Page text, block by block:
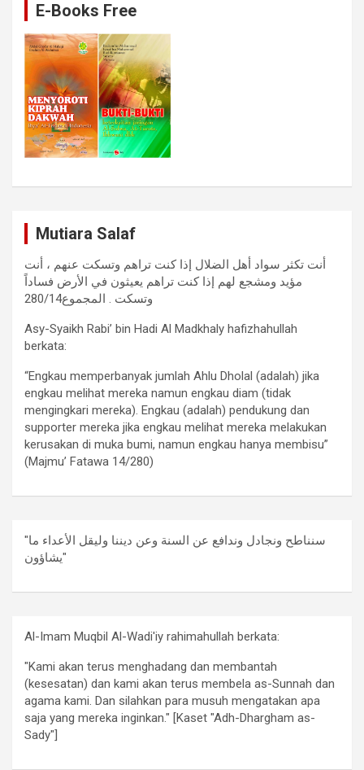
E-Books Free
Mutiara Salaf
أنت تكثر سواد أهل الضلال إذا كنت تراهم وتسكت عنهم ، أنت
مؤيد ومشجع لهم إذا كنت تراهم يعيثون في الأرض فساداً
وتسكت . المجموع280/14
Asy-Syaikh Rabi’ bin Hadi Al Madkhaly hafizhahullah
berkata:
“Engkau memperbanyak jumlah Ahlu Dholal (adalah) jika
engkau melihat mereka namun engkau diam (tidak
mengingkari mereka). Engkau (adalah) pendukung dan
supporter mereka jika engkau melihat mereka melakukan
kerusakan di muka bumi, namun engkau hanya membisu”
(Majmu’ Fatawa 14/280)
"سنناطح ونجادل وندافع عن السنة وعن ديننا وليقل الأعداء ما
يشاؤون"
Al-Imam Muqbil Al-Wadi'iy rahimahullah berkata:
"Kami akan terus menghadang dan membantah
(kesesatan) dan kami akan terus membela as-Sunnah dan
agama kami. Dan silahkan para musuh mengatakan apa
saja yang mereka inginkan." [Kaset "Adh-Dhargham as-
Sady"]